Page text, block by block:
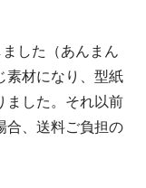
した（あんまん
素材になり、型紙
ました。それ以前
合、送料ご負担の